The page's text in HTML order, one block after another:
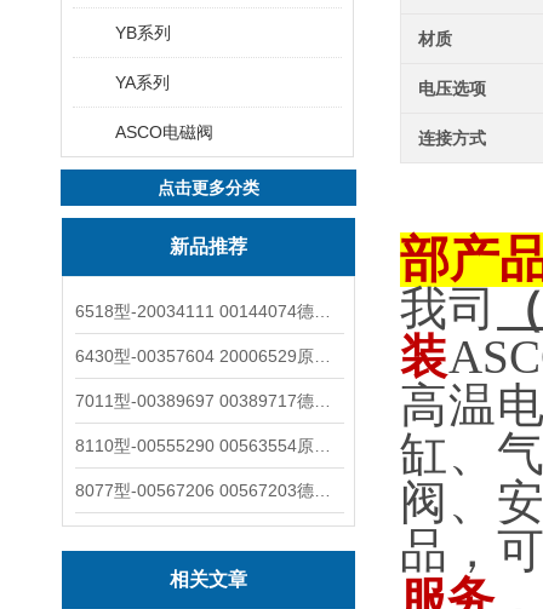
YB系列
YA系列
ASCO电磁阀
点击更多分类
新品推荐
相关文章
材质
电压选项
连接方式
部产
我司
装
高温
缸、
阀、
品，